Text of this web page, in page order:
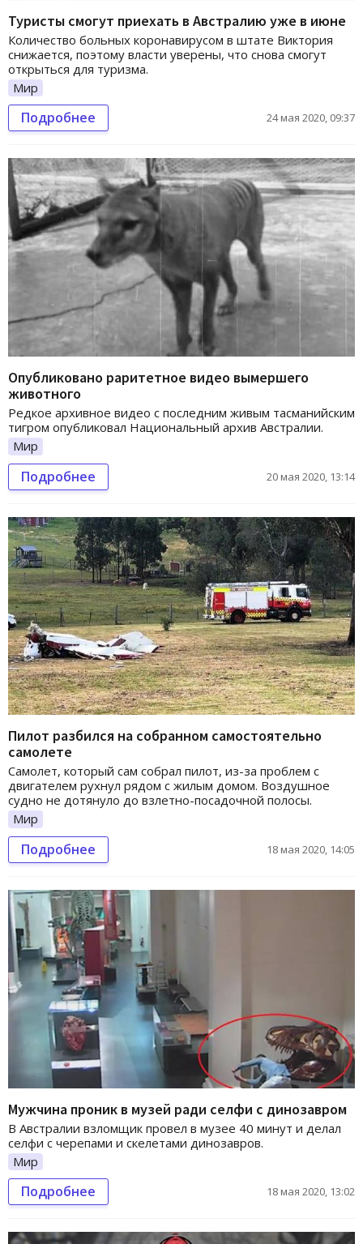
Туристы смогут приехать в Австралию уже в июне
Количество больных коронавирусом в штате Виктория
снижается, поэтому власти уверены, что снова смогут
открыться для туризма.
Мир
Подробнее 24 мая 2020, 09:37
Опубликовано раритетное видео вымершего
животного
Редкое архивное видео с последним живым тасманийским
тигром опубликовал Национальный архив Австралии.
Мир
Подробнее 20 мая 2020, 13:14
Пилот разбился на собранном самостоятельно
самолете
Самолет, который сам собрал пилот, из-за проблем с
двигателем рухнул рядом с жилым домом. Воздушное
судно не дотянуло до взлетно-посадочной полосы.
Мир
Подробнее 18 мая 2020, 14:05
Мужчина проник в музей ради селфи с динозавром
В Австралии взломщик провел в музее 40 минут и делал
селфи с черепами и скелетами динозавров.
Мир
Подробнее 18 мая 2020, 13:02